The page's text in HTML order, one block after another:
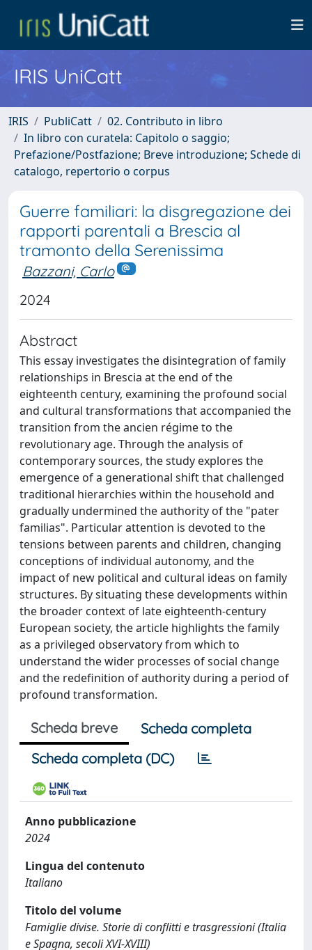
IRIS UniCatt
IRIS PubliCatt
02. Contributo in libro
In libro con curatela: Capitolo o saggio;
Prefazione/Postfazione; Breve introduzione; Schede di
catalogo, repertorio o corpus
Guerre familiari: la disgregazione dei
rapporti parentali a Brescia al
tramonto della Serenissima
Bazzani, Carlo
2024
Abstract
This essay investigates the disintegration of family
relationships in Brescia at the end of the
eighteenth century, examining the profound social
and cultural transformations that accompanied the
transition from the ancien régime to the
revolutionary age. Through the analysis of
contemporary sources, the study explores the
emergence of a generational shift that challenged
traditional hierarchies within the household and
gradually undermined the authority of the "pater
familias". Particular attention is devoted to the
tensions between parents and children, changing
conceptions of individual autonomy, and the
impact of new political and cultural ideas on family
structures. By situating these developments within
the broader context of late eighteenth-century
European society, the article highlights the family
as a privileged observatory from which to
understand the wider processes of social change
and the redefinition of authority during a period of
profound transformation.
Scheda breve
Scheda completa
Scheda completa (DC)
Anno pubblicazione
2024
Lingua del contenuto
Italiano
Titolo del volume
Famiglie divise. Storie di conflitti e trasgressioni (Italia
e Spagna, secoli XVI-XVIII)